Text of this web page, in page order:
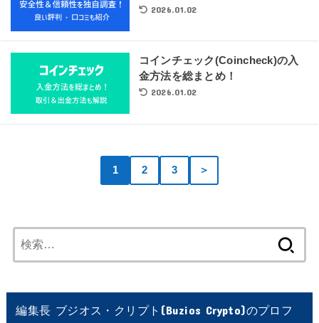
2026.01.02
コインチェック(Coincheck)の入
金方法を総まとめ！
2026.01.02
1 2 3 ＞
索:
編集長 ブジオス・クリプト(Buzios Crypto)のプロフ